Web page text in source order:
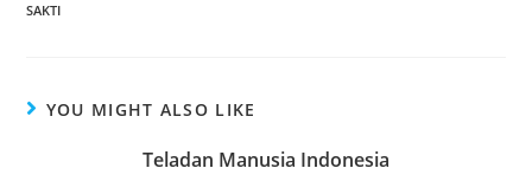
SAKTI
YOU MIGHT ALSO LIKE
Teladan Manusia Indonesia